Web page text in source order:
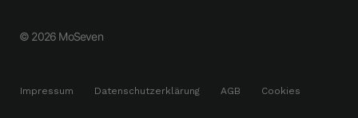
© 2026 MoSeven
Impressum Datenschutzerklärung AGB Cookies